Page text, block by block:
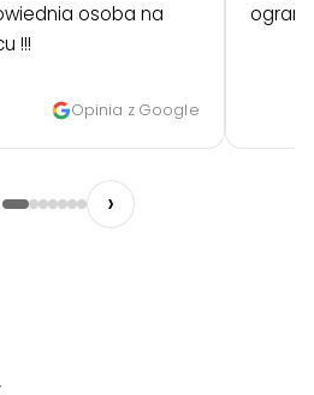
osoba na
!!!
Opinia z Google
›